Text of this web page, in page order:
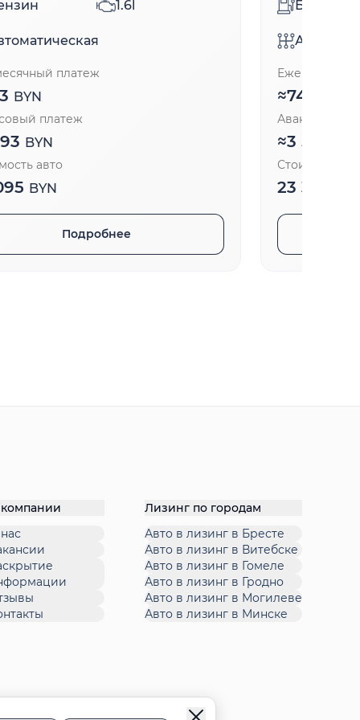
1.6l
платеж
BYN
платеж
BYN
авто
BYN
Подробнее
Бензин
≈741
Авансовый
≈3 514
Стоимость
23 382
Лизинг по городам
Авто в лизинг в Бресте
Авто в лизинг в Витебске
Авто в лизинг в Гомеле
Авто в лизинг в Гродно
Авто в лизинг в Могилеве
Авто в лизинг в Минске